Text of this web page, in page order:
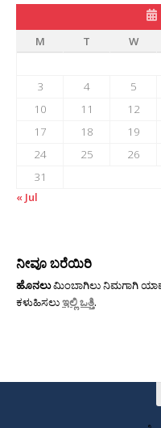
M
T W
3
4 5
10
11 12
17
18 19
24
25 26
31
« Jul
ನೀವೂ ಬರೆಯಿರಿ
ಹೊನಲುಮಿಂಬಾಗಿಲು ನಿಮಗಾಗಿ
ಕಳುಹಿಸಲುಇಲ್ಲಿ ಒತ್ತಿ.